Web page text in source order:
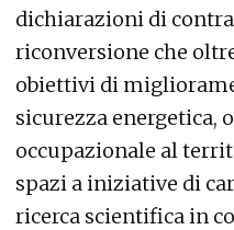
dichiarazioni di
riconversione che
obiettivi di
sicurezza energetica,
occupazionale al
spazi a iniziative di
ricerca scientifica in